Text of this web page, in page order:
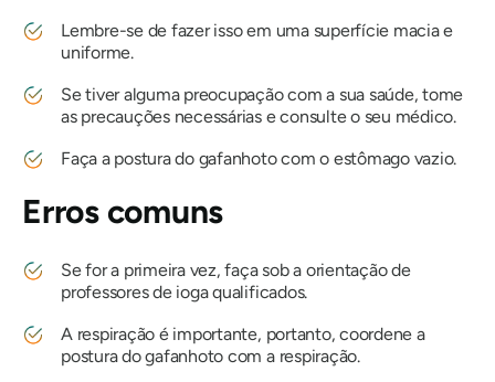
Lembre-se de fazer isso em uma superfície macia e
uniforme.
Se tiver alguma preocupação com a sua saúde, tome
as precauções necessárias e consulte o seu médico.
Faça a postura do gafanhoto com o estômago vazio.
Erros comuns
Se for a primeira vez, faça sob a orientação de
professores de ioga qualificados.
A respiração é importante, portanto, coordene a
postura do gafanhoto com a respiração.